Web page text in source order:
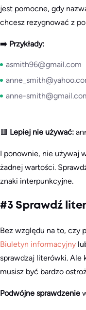
jest pomocne, gdy
chcesz rezygnować z
➡️ Przykłady:
asmith96@gmail.com
anne-
🟥 Lepiej nie używać:
I ponownie, nie używaj
żadnej wartości.
znaki interpunkcyjne.
#3 Sprawdź
Bez względu na to, czy
Biuletyn informacyjny
sprawdzaj literówki. Ale
musisz być bardzo
Podwójne sprawdzenie